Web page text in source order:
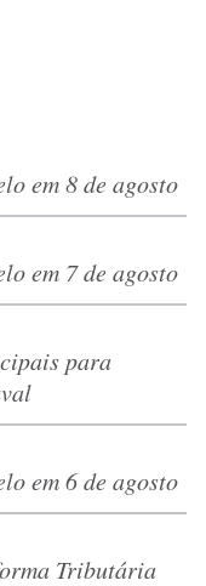
em 8 de agosto
em 7 de agosto
para
em 6 de agosto
Tributária